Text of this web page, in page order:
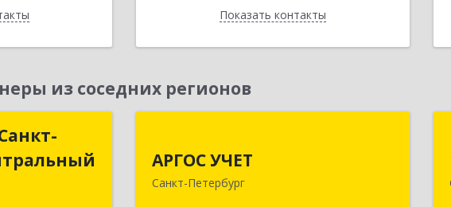
Показать контакты
Назад
из соседних регионов
Санкт-
АРГОС УЧЕТ
Санкт-Петербург
Конституции пл, дом № 7, оф.416